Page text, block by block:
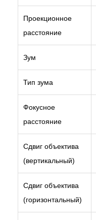
Проекционное
расстояние
Зум
Тип зума
Фокусное
расстояние
Сдвиг объектива
(вертикальный)
Сдвиг объектива
(горизонтальный)